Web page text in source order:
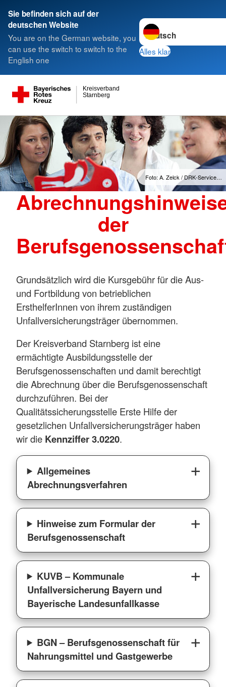
Sie befinden sich auf der
deutschen Website
You are on the German website, you
can use the switch to switch to the
English one
Sprache wechseln zu
Alles klar
Starnberg
Kreisverband
Foto: A. Zelck / DRK-Service…
der
Grundsätzlich wird die Kursgebühr für die Aus-
und Fortbildung von betrieblichen
ErsthelferInnen von ihrem zuständigen
Unfallversicherungsträger übernommen.
Der Kreisverband Starnberg ist eine
ermächtigte Ausbildungsstelle der
Berufsgenossenschaften und damit berechtigt
die Abrechnung über die Berufsgenossenschaft
durchzuführen. Bei der
Qualitätssicherungsstelle Erste Hilfe der
gesetzlichen Unfallversicherungsträger haben
wir die Kennziffer 3.0220.
Allgemeines
Abrechnungsverfahren
Hinweise zum Formular der
Berufsgenossenschaft
KUVB – Kommunale
Unfallversicherung Bayern und
Bayerische Landesunfallkasse
BGN – Berufsgenossenschaft für
Nahrungsmittel und Gastgewerbe